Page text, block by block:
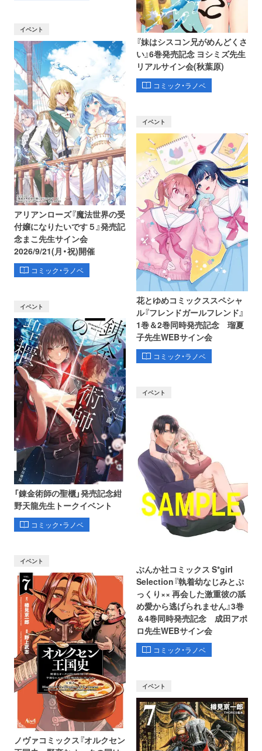
『妹はシスコン兄がめんどくさ
い』6巻発売記念 ヨシミズ先生
リアルサイン会(秋葉原)
コミック・ラノベ
イベント
アリアンローズ『魔法世界の受
付嬢になりたいです５』発売記
念まこ先生サイン会
2026/9/21(月・祝)開催
コミック・ラノベ
イベント
花とゆめコミックススペシャ
ル『フレンドガールフレンド』
1巻＆2巻同時発売記念 瑠夏
子先生WEBサイン会
コミック・ラノベ
イベント
「錬金術師の聖櫃」発売記念紺
野天龍先生トークイベント
コミック・ラノベ
イベント
ぶんか社コミックス S*girl
Selection『執着幼なじみとぷ
っくり×× 再会した激重彼の舐
め愛から逃げられません』3巻
＆4巻同時発売記念 成田アポ
ロ先生WEBサイン会
コミック・ラノベ
イベント
ノヴァコミックス『オルクセン
イベント